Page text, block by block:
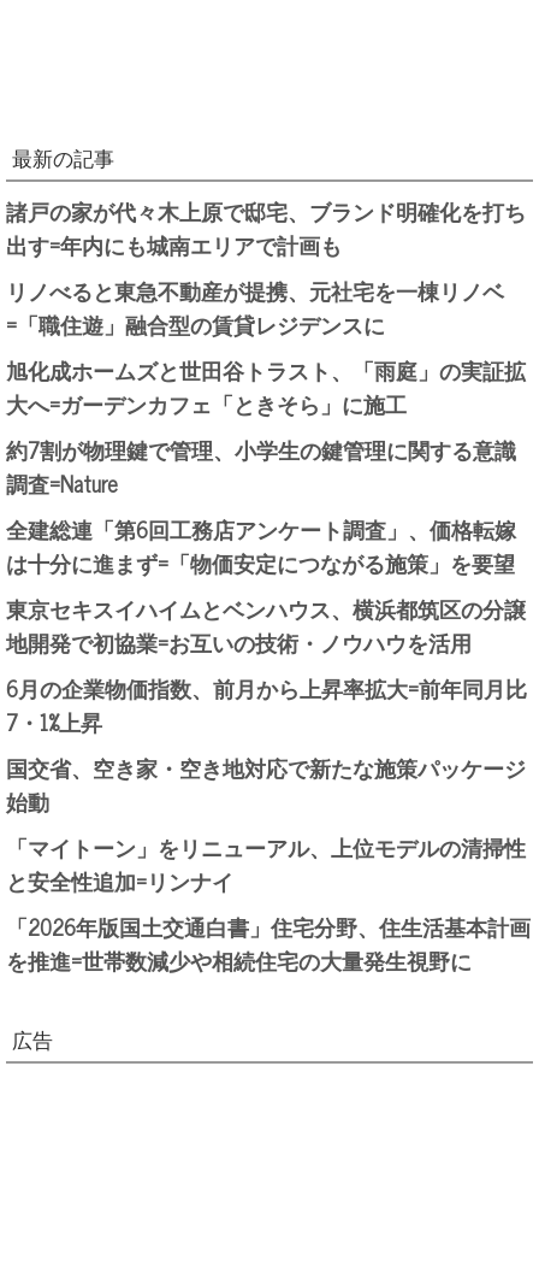
最新の記事
諸戸の家が代々木上原で邸宅、ブランド明確化を打ち
出す=年内にも城南エリアで計画も
リノべると東急不動産が提携、元社宅を一棟リノベ
=「職住遊」融合型の賃貸レジデンスに
旭化成ホームズと世田谷トラスト、「雨庭」の実証拡
大へ=ガーデンカフェ「ときそら」に施工
約7割が物理鍵で管理、小学生の鍵管理に関する意識
調査=Nature
全建総連「第6回工務店アンケート調査」、価格転嫁
は十分に進まず=「物価安定につながる施策」を要望
東京セキスイハイムとベンハウス、横浜都筑区の分譲
地開発で初協業=お互いの技術・ノウハウを活用
6月の企業物価指数、前月から上昇率拡大=前年同月比
7・1%上昇
国交省、空き家・空き地対応で新たな施策パッケージ
始動
「マイトーン」をリニューアル、上位モデルの清掃性
と安全性追加=リンナイ
「2026年版国土交通白書」住宅分野、住生活基本計画
を推進=世帯数減少や相続住宅の大量発生視野に
広告